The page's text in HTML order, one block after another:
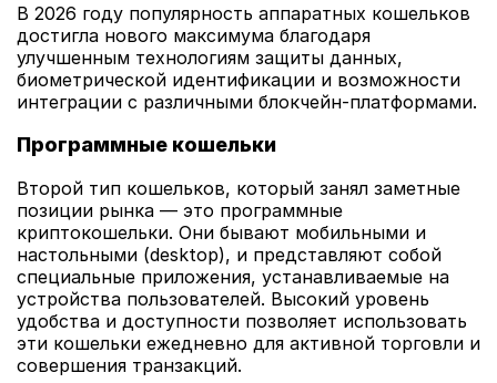
В 2026 году популярность аппаратных кошельков
достигла нового максимума благодаря
улучшенным технологиям защиты данных,
биометрической идентификации и возможности
интеграции с различными блокчейн-платформами.
Программные кошельки
Второй тип кошельков, который занял заметные
позиции рынка — это программные
криптокошельки. Они бывают мобильными и
настольными (desktop), и представляют собой
специальные приложения, устанавливаемые на
устройства пользователей. Высокий уровень
удобства и доступности позволяет использовать
эти кошельки ежедневно для активной торговли и
совершения транзакций.